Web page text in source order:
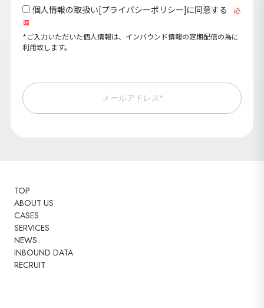
個人情報の取扱い[プライバシーポリシー]に同意する
必
須
*ご入力いただいた個人情報は、インバウンド情報の定期配信の為に
利用致します。
メールアドレス*
TOP
ABOUT US
CASES
SERVICES
NEWS
INBOUND DATA
RECRUIT